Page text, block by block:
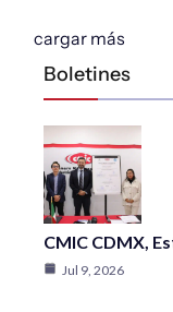
cargar más
Boletines
CMIC CDMX,
Jul 9, 2026